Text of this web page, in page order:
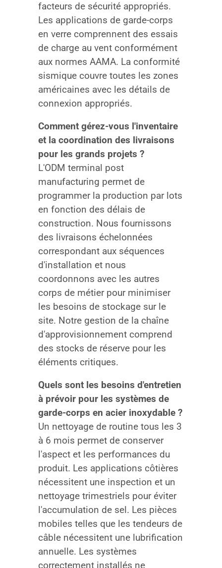
facteurs de sécurité appropriés.
Les applications de garde-corps
en verre comprennent des essais
de charge au vent conformément
aux normes AAMA. La conformité
sismique couvre toutes les zones
américaines avec les détails de
connexion appropriés.
Comment gérez-vous l'inventaire
et la coordination des livraisons
pour les grands projets ?
L'ODM terminal post
manufacturing permet de
programmer la production par lots
en fonction des délais de
construction. Nous fournissons
des livraisons échelonnées
correspondant aux séquences
d'installation et nous
coordonnons avec les autres
corps de métier pour minimiser
les besoins de stockage sur le
site. Notre gestion de la chaîne
d'approvisionnement comprend
des stocks de réserve pour les
éléments critiques.
Quels sont les besoins d'entretien
à prévoir pour les systèmes de
garde-corps en acier inoxydable ?
Un nettoyage de routine tous les 3
à 6 mois permet de conserver
l'aspect et les performances du
produit. Les applications côtières
nécessitent une inspection et un
nettoyage trimestriels pour éviter
l'accumulation de sel. Les pièces
mobiles telles que les tendeurs de
câble nécessitent une lubrification
annuelle. Les systèmes
correctement installés ne